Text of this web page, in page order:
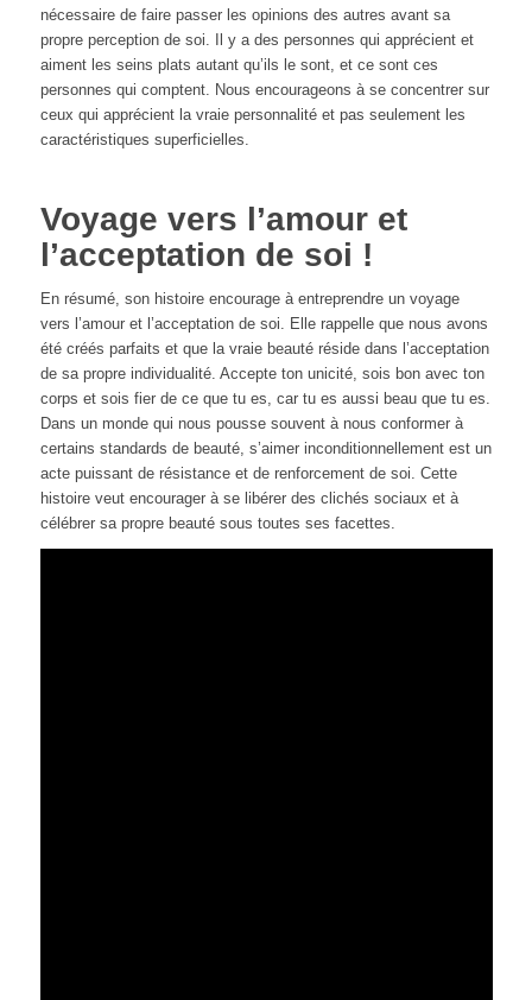
nécessaire de faire passer les opinions des autres avant sa
propre perception de soi. Il y a des personnes qui apprécient et
aiment les seins plats autant qu’ils le sont, et ce sont ces
personnes qui comptent. Nous encourageons à se concentrer sur
ceux qui apprécient la vraie personnalité et pas seulement les
caractéristiques superficielles.
Voyage vers l’amour et
l’acceptation de soi !
En résumé, son histoire encourage à entreprendre un voyage
vers l’amour et l’acceptation de soi. Elle rappelle que nous avons
été créés parfaits et que la vraie beauté réside dans l’acceptation
de sa propre individualité. Accepte ton unicité, sois bon avec ton
corps et sois fier de ce que tu es, car tu es aussi beau que tu es.
Dans un monde qui nous pousse souvent à nous conformer à
certains standards de beauté, s’aimer inconditionnellement est un
acte puissant de résistance et de renforcement de soi. Cette
histoire veut encourager à se libérer des clichés sociaux et à
célébrer sa propre beauté sous toutes ses facettes.